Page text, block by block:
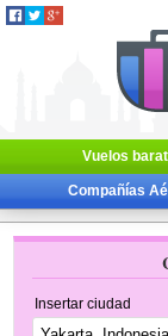
Vuelos
Compañías
Insertar ciudad